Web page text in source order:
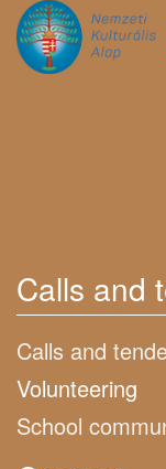
Calls and
Calls and
Volunteering
School